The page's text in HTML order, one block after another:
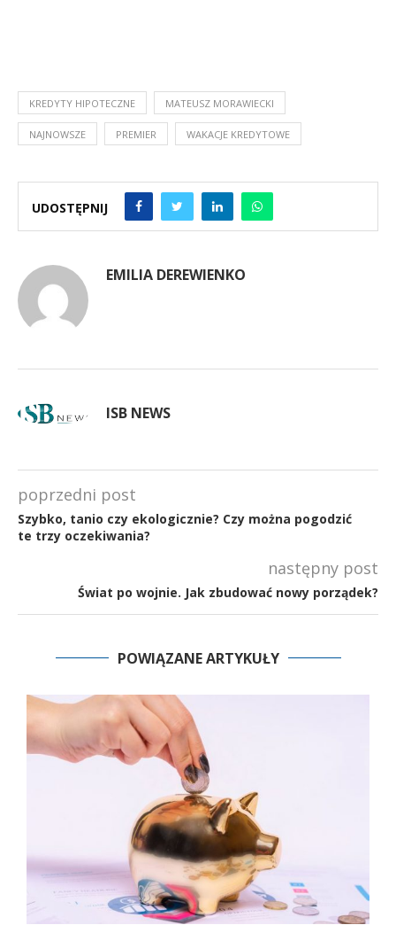
KREDYTY HIPOTECZNE MATEUSZ MORAWIECKI
NAJNOWSZE PREMIER WAKACJE KREDYTOWE
UDOSTĘPNIJ
EMILIA DEREWIENKO
ISB NEWS
poprzedni post
Szybko, tanio czy ekologicznie? Czy można pogodzić
te trzy oczekiwania?
następny post
Świat po wojnie. Jak zbudować nowy porządek?
POWIĄZANE ARTYKUŁY